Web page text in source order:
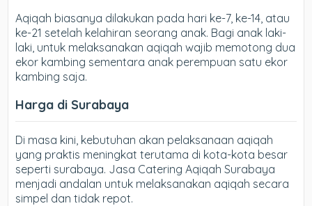
Aqiqah biasanya dilakukan pada hari ke-7, ke-14, atau
ke-21 setelah kelahiran seorang anak. Bagi anak laki-
laki, untuk melaksanakan aqiqah wajib memotong dua
ekor kambing sementara anak perempuan satu ekor
kambing saja.
Harga di Surabaya
Di masa kini, kebutuhan akan pelaksanaan aqiqah
yang praktis meningkat terutama di kota-kota besar
seperti surabaya. Jasa Catering Aqiqah Surabaya
menjadi andalan untuk melaksanakan aqiqah secara
simpel dan tidak repot.